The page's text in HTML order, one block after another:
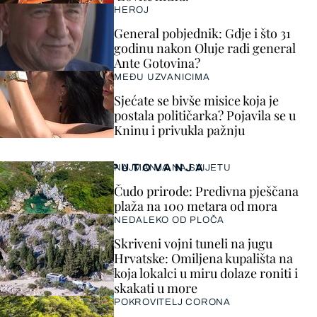
HEROJ
General pobjednik: Gdje i što 31
godinu nakon Oluje radi general
Ante Gotovina?
MEĐU UZVANICIMA
Sjećate se bivše misice koja je
postala političarka? Pojavila se u
Kninu i privukla pažnju
PUTOVANJA
NAJMANJA NA SVIJETU
Čudo prirode: Predivna pješčana
plaža na 100 metara od mora
NEDALEKO OD PLOČA
Skriveni vojni tuneli na jugu
Hrvatske: Omiljena kupališta na
koja lokalci u miru dolaze roniti i
skakati u more
POKROVITELJ CORONA